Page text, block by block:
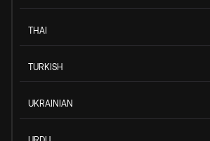
THAI
TURKISH
UKRAINIAN